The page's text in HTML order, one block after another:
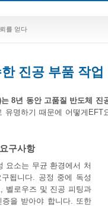
를 얻다
진공 부품 작업
8년 동안 고품질 반도체
유명하기 때문에 어떻게
구사항
요소는 무균 환경에서 처
됩니다. 공정 중에 독성
벨로우즈 및 진공 피팅과
을 받아야 합니다. 또한